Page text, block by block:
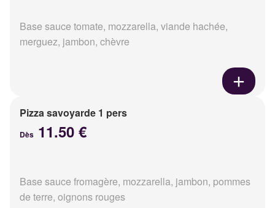
Base sauce tomate, mozzarella, viande hachée,
merguez, jambon, chèvre
Pizza savoyarde 1 pers
Dès 11.50 €
Base sauce fromagère, mozzarella, jambon, pommes
de terre, oignons rouges